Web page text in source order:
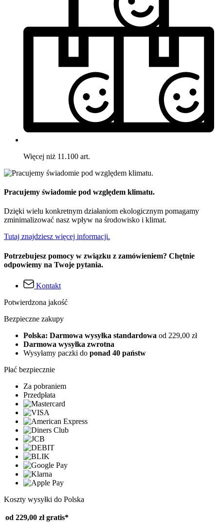
Więcej niż 11.100 art.
Pracujemy świadomie pod względem klimatu.
Dzięki wielu konkretnym działaniom ekologicznym pomagamy
zminimalizować nasz wpływ na środowisko i klimat.
Tutaj znajdziesz więcej informacji.
Potrzebujesz pomocy w związku z zamówieniem? Chętnie
odpowiemy na Twoje pytania.
Kontakt
Potwierdzona jakość
Bezpieczne zakupy
Polska: Darmowa wysyłka standardowa od 229,00 zł
Darmowa wysyłka zwrotna
Wysyłamy paczki do ponad 40 państw
Płać bezpiecznie
Za pobraniem
Przedpłata
Koszty wysyłki do Polska
od 229,00 zł gratis*